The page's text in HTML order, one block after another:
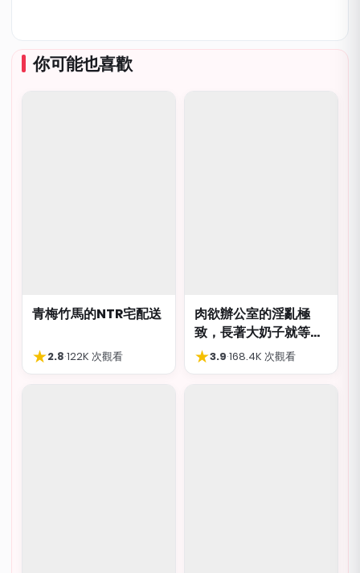
你可能也喜歡
青梅竹馬的NTR宅配送
★2.8·122K 次觀看
肉欲辦公室的淫亂極
致，長著大奶子就等著
被猥褻侮辱
★3.9·168.4K 次觀看